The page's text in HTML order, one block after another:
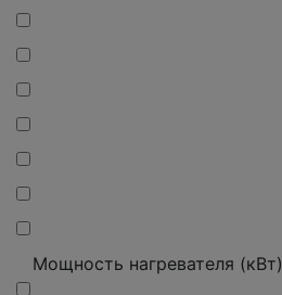
Мощность нагревателя (кВт)